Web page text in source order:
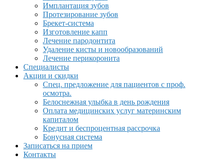
Имплантация зубов
Протезирование зубов
Брекет-система
Изготовление капп
Лечение пародонтита
Удаление кисты и новообразований
Лечение перикоронита
Специалисты
Акции и скидки
Спец. предложение для пациентов с проф.
осмотра.
Белоснежная улыбка в день рождения
Оплата медицинских услуг материнским
капиталом
Кредит и беспроцентная рассрочка
Бонусная система
Записаться на прием
Контакты